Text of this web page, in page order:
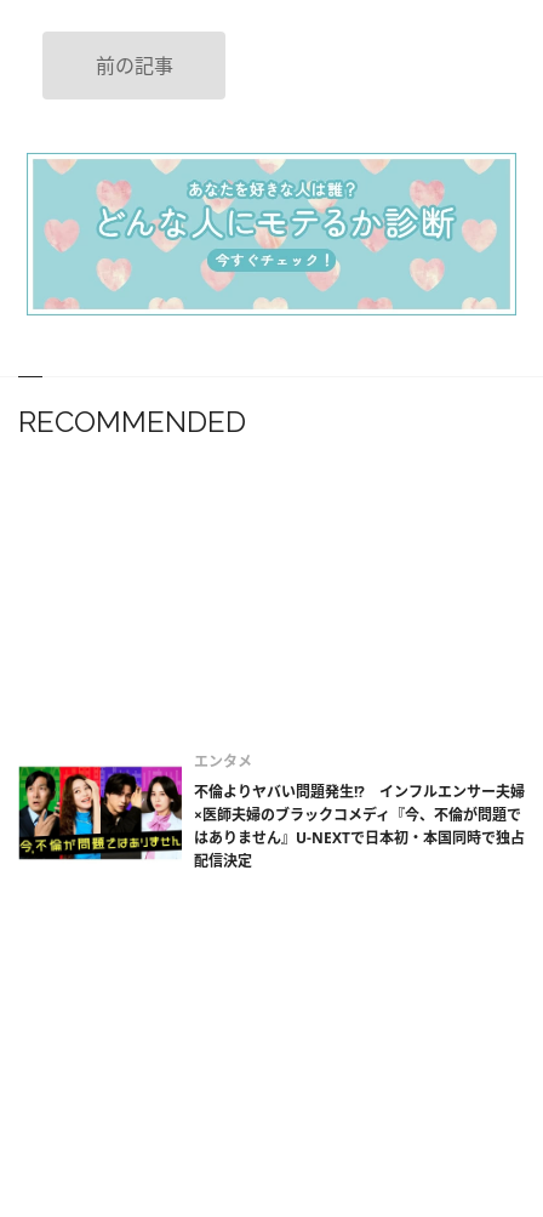
前の記事
RECOMMENDED
エンタメ
不倫よりヤバい問題発生!? インフルエンサー夫婦
×医師夫婦のブラックコメディ『今、不倫が問題で
はありません』U-NEXTで日本初・本国同時で独占
配信決定